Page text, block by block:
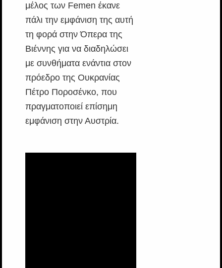
μέλος των Femen έκανε
πάλι την εμφάνιση της αυτή
τη φορά στην Όπερα της
Βιέννης για να διαδηλώσει
με συνθήματα ενάντια στον
πρόεδρο της Ουκρανίας
Πέτρο Ποροσένκο, που
πραγματοποιεί επίσημη
εμφάνιση στην Αυστρία.